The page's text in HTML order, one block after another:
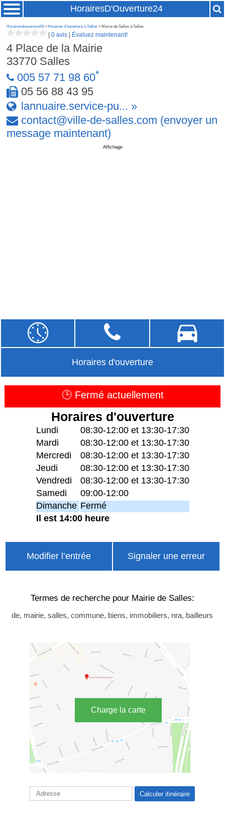
HorairesD'Ouverture24
Horairesdouverture24» Horaires d'ouverture à Salles » Mairie de Salles à Salles
|0 avis Évaluez maintenant!
4 Place de la Mairie
33770 Salles
005 57 71 98 60*
05 56 88 43 95
lannuaire.service-pu... »
contact@ville-de-salles.com (envoyer un
message maintenant)
Affichage
Horaires d'ouverture
🕒 Fermé actuellement
Horaires d'ouverture
Lundi
08:30-12:00 et 13:30-17:30
Mardi
08:30-12:00 et 13:30-17:30
Mercredi
08:30-12:00 et 13:30-17:30
Jeudi
08:30-12:00 et 13:30-17:30
Vendredi
08:30-12:00 et 13:30-17:30
Samedi
09:00-12:00
Dimanche Fermé
Il est 14:00 heure
Modifier l’entrée Signaler une erreur
Termes de recherche pour Mairie de Salles:
de, mairie, salles, commune, biens, immobiliers, nra, bailleurs
Charge la carte